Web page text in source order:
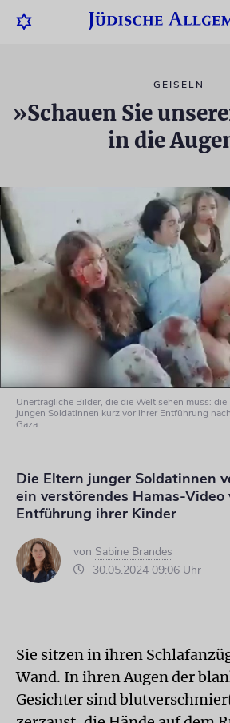
GEISELN
»Schauen Sie
in die
Unerträgliche Bilder, die die Welt sehen muss: die
jungen Soldatinnen kurz vor ihrer Entführung nach
Gaza
Die Eltern junger Soldatinnen
ein verstörendes Hamas-Video
Entführung ihrer Kinder
von Sabine Brandes
30.05.2024 09:06 Uhr
Sie sitzen in ihren
Wand. In ihren Augen der
Gesichter sind